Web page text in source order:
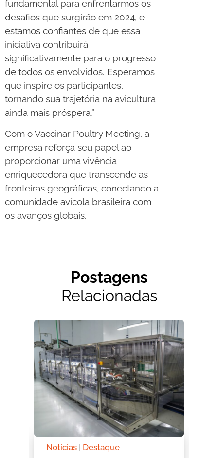
fundamental para enfrentarmos os
desafios que surgirão em 2024, e
estamos confiantes de que essa
iniciativa contribuirá
significativamente para o progresso
de todos os envolvidos. Esperamos
que inspire os participantes,
tornando sua trajetória na avicultura
ainda mais próspera.”
Com o Vaccinar Poultry Meeting, a
empresa reforça seu papel ao
proporcionar uma vivência
enriquecedora que transcende as
fronteiras geográficas, conectando a
comunidade avícola brasileira com
os avanços globais.
Postagens
Relacionadas
Notícias| Destaque